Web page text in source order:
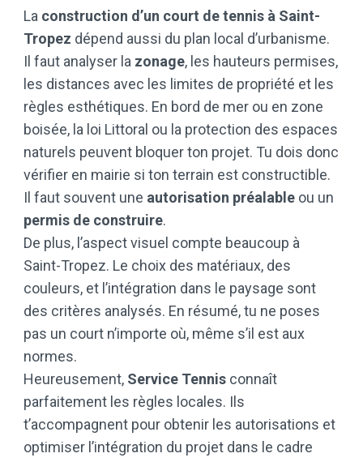
La construction d’un court de tennis à Saint-
Tropez dépend aussi du plan local d’urbanisme.
Il faut analyser la zonage, les hauteurs permises,
les distances avec les limites de propriété et les
règles esthétiques. En bord de mer ou en zone
boisée, la loi Littoral ou la protection des espaces
naturels peuvent bloquer ton projet. Tu dois donc
vérifier en mairie si ton terrain est constructible.
Il faut souvent une autorisation préalable ou un
permis de construire.
De plus, l’aspect visuel compte beaucoup à
Saint-Tropez. Le choix des matériaux, des
couleurs, et l’intégration dans le paysage sont
des critères analysés. En résumé, tu ne poses
pas un court n’importe où, même s’il est aux
normes.
Heureusement, Service Tennis connaît
parfaitement les règles locales. Ils
t’accompagnent pour obtenir les autorisations et
optimiser l’intégration du projet dans le cadre